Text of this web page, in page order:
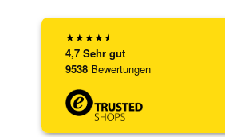
★★★★★
4,7 Sehr gut
9538 Bewertungen